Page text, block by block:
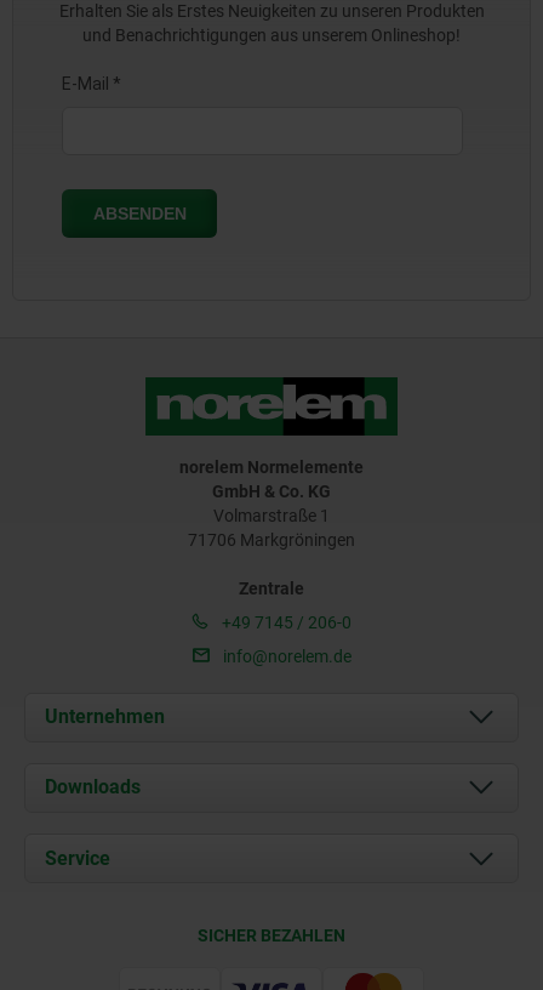
Erhalten Sie als Erstes Neuigkeiten zu unseren Produkten
und Benachrichtigungen aus unserem Onlineshop!
norelem Normelemente
GmbH & Co. KG
Volmarstraße 1
71706 Markgröningen
Zentrale
+49 7145 / 206-0
info@norelem.de
Unternehmen
Über uns
Karriere
Downloads
Service
SICHER BEZAHLEN